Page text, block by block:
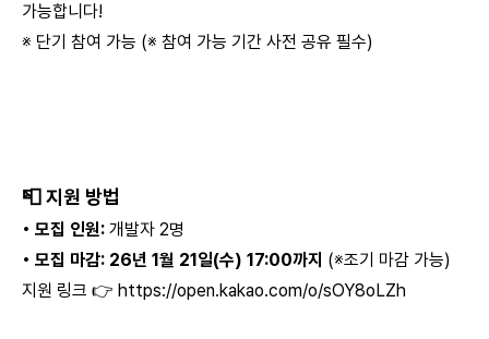
가능합니다!
※ 단기 참여 가능 (※ 참여 가능 기간 사전 공유 필수)
📮 지원 방법
• 모집 인원: 개발자 2명
• 모집 마감: 26년 1월 21일(수) 17:00까지 (※조기 마감 가능)
지원 링크 👉 https://open.kakao.com/o/sOY8oLZh